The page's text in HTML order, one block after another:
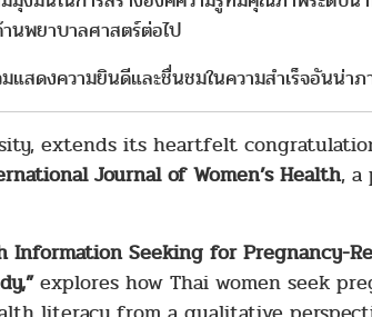
นพยาบาลศาสตร์ต่อไป
สดงความยินดีและชื่นชมในความสำเร็จอันน่าภ
extends its heartfelt
Journal of Women’s Health, a
Information Seeking for Pregnancy-
explores how Thai women seek